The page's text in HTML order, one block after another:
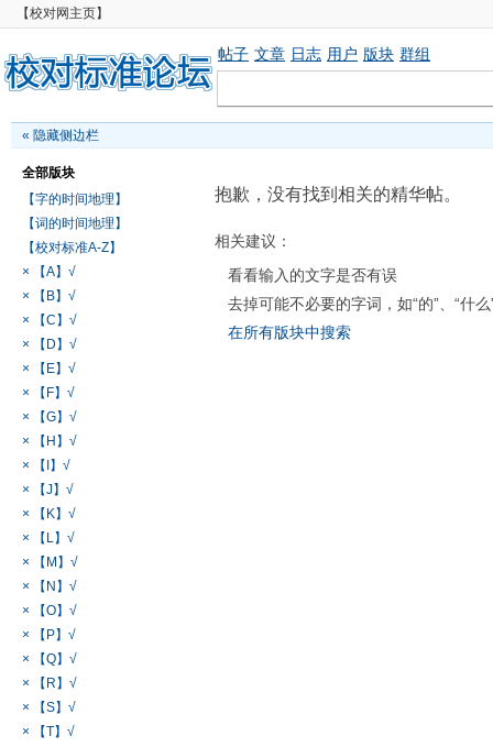
【校对网主页】
帖子 文章 日志 用户 版块 群组
« 隐藏侧边栏
全部版块
【字的时间地理】
【词的时间地理】
【校对标准A-Z】
× 【A】√
× 【B】√
× 【C】√
× 【D】√
× 【E】√
× 【F】√
× 【G】√
× 【H】√
× 【I】√
× 【J】√
× 【K】√
× 【L】√
× 【M】√
× 【N】√
× 【O】√
× 【P】√
× 【Q】√
× 【R】√
× 【S】√
× 【T】√
抱歉，没有找到相关的精华帖。
相关建议：
看看输入的文字是否有误
去掉可能不必要的字词，如“的”、“什么
在所有版块中搜索